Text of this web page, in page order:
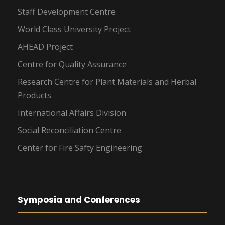
Staff Development Centre
World Class University Project
AHEAD Project
Centre for Quality Assurance
Research Centre for Plant Materials and Herbal
Products
International Affairs Division
Social Reconciliation Centre
Center for Fire Safty Engineering
Symposia and Conferences